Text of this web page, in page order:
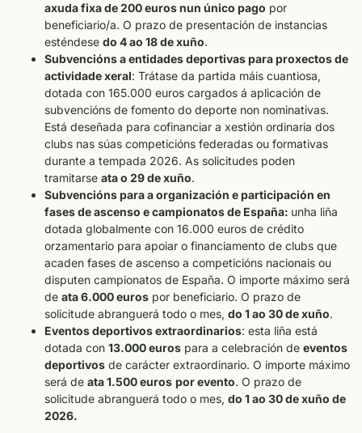
axuda fixa de 200 euros nun único pago por
beneficiario/a. O prazo de presentación de instancias
esténdese do 4 ao 18 de xuño.
Subvencións a entidades deportivas para proxectos de
actividade xeral: Trátase da partida máis cuantiosa,
dotada con 165.000 euros cargados á aplicación de
subvencións de fomento do deporte non nominativas.
Está deseñada para cofinanciar a xestión ordinaria dos
clubs nas súas competicións federadas ou formativas
durante a tempada 2026. As solicitudes poden
tramitarse ata o 29 de xuño.
Subvencións para a organización e participación en
fases de ascenso e campionatos de España: unha liña
dotada globalmente con 16.000 euros de crédito
orzamentario para apoiar o financiamento de clubs que
acaden fases de ascenso a competicións nacionais ou
disputen campionatos de España. O importe máximo será
de ata 6.000 euros por beneficiario. O prazo de
solicitude abranguerá todo o mes, do 1 ao 30 de xuño.
Eventos deportivos extraordinarios: esta liña está
dotada con 13.000 euros para a celebración de eventos
deportivos de carácter extraordinario. O importe máximo
será de ata 1.500 euros por evento. O prazo de
solicitude abranguerá todo o mes, do 1 ao 30 de xuño de
2026.